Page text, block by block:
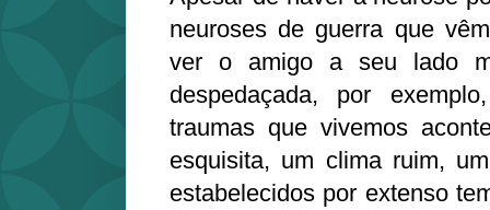
neuroses de guerra que
ver o amigo a seu lado
despedaçada, por
traumas que vivemos
esquisita, um clima ruim,
estabelecidos por extenso